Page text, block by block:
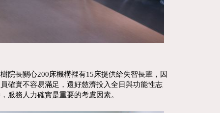
長關心200床機構裡有15床提供給失智長輩，因
確實不容易滿足，還好慈濟投入全日與功能性志
服務人力確實是重要的考慮因素。